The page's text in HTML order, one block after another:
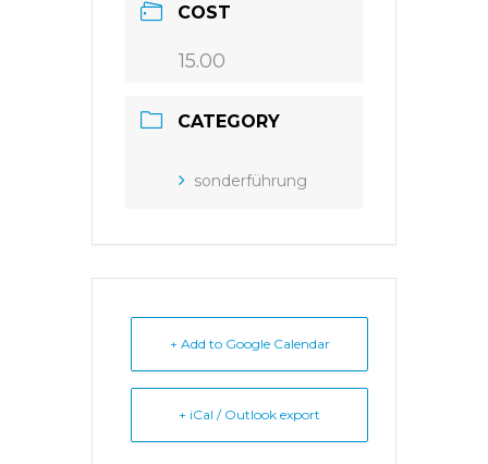
COST
15.00
CATEGORY
sonderführung
+ Add to Google Calendar
+ iCal / Outlook export